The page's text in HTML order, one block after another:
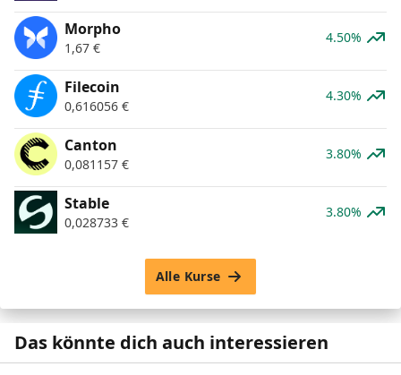
Morpho
1,67 €
4.50%
Filecoin
0,616056 €
4.30%
Canton
0,081157 €
3.80%
​​Stable
0,028733 €
3.80%
Alle Kurse
Das könnte dich auch interessieren